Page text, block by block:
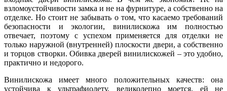
взломоустойчивости замка и не на фурнитуре, а собственно на
отделке. Но стоит не забывать о том, что касаемо требований
безопасности и экологии, винилискожа им полностью
отвечает, поэтому с успехом применяется для отделки не
только наружной (внутренней) плоскости двери, а собственно
и торцов створки. Обивка дверей винилискожей – это удобно,
практично и недорого.
Винилискожа имеет много положительных качеств: она
устойчива к ультрафиолету, великолепно моется, ей не